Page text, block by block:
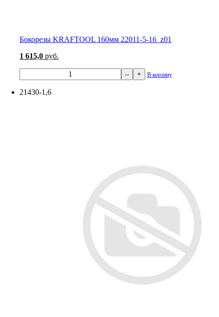
Бокорезы KRAFTOOL 160мм 22011-5-16_z01
1 615,0 руб.
– + В корзину
21430-1,6